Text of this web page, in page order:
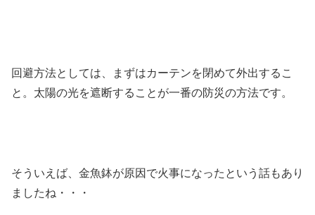
回避方法としては、まずはカーテンを閉めて外出するこ
と。太陽の光を遮断することが一番の防災の方法です。
そういえば、金魚鉢が原因で火事になったという話もあり
ましたね・・・